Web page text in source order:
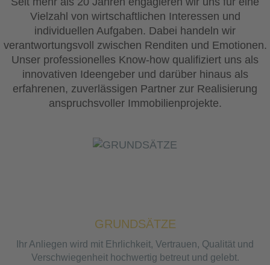
Vielzahl von wirtschaftlichen Interessen und
individuellen Aufgaben. Dabei handeln wir
verantwortungsvoll zwischen Renditen und Emotionen.
Unser professionelles Know-how qualifiziert uns als
innovativen Ideengeber und darüber hinaus als
erfahrenen, zuverlässigen Partner zur Realisierung
anspruchsvoller Immobilienprojekte.
GRUNDSÄTZE
Ihr Anliegen wird mit Ehrlichkeit, Vertrauen, Qualität und
Verschwiegenheit hochwertig betreut und gelebt.